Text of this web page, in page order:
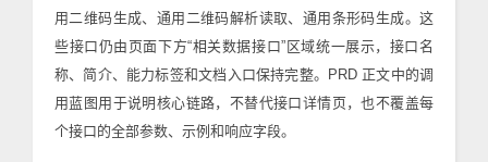
用二维码生成、通用二维码解析读取、通用条形码生成。这
些接口仍由页面下方“相关数据接口”区域统一展示，接口名
称、简介、能力标签和文档入口保持完整。PRD 正文中的调
用蓝图用于说明核心链路，不替代接口详情页，也不覆盖每
个接口的全部参数、示例和响应字段。